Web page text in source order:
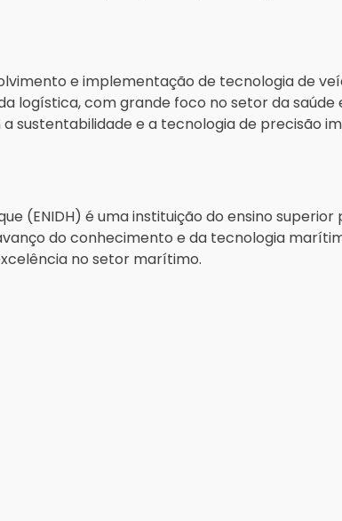
e implementação de tecnologia de
logística, com grande foco no setor da
sustentabilidade e a tecnologia de precisão
(ENIDH) é uma instituição do ensino
do conhecimento e da tecnologia
no setor marítimo.